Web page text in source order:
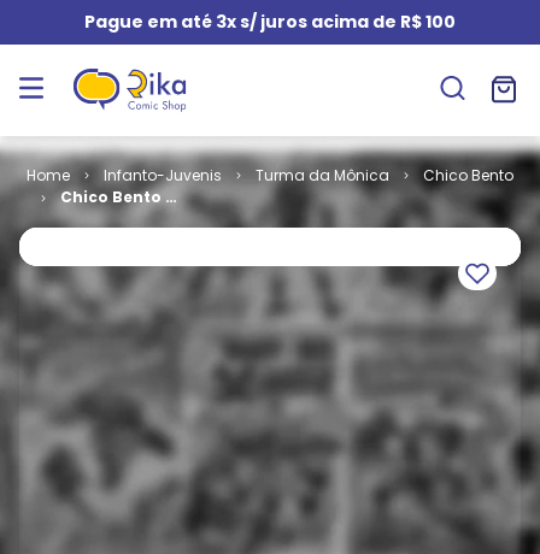
Pague em até 3x s/ juros acima de R$ 100
Infanto-Juvenis Turma da Mônica
Chico Bento
Chico Bento -
3ª Série # 009